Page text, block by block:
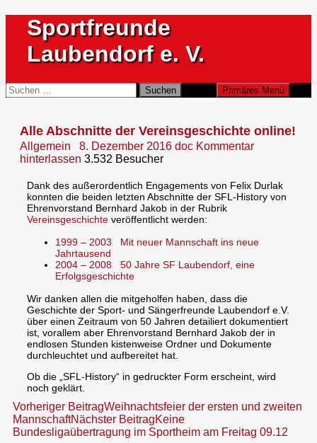
Inhalt
springen
Sportfreunde
Laubendorf e. V.
Suchen Primäres Menü
Suchen
nach:
Alle Abschnitte der Vereinsgeschichte online!
Allgemein 8. Dezember 2016 doc Kommentar
hinterlassen 3.532 Besucher
Dank des außerordentlich Engagements von Felix Durlak
konnten die beiden letzten Abschnitte der SFL-History von
Ehrenvorstand Bernhard Jakob in der Rubrik
Vereinsgeschichte veröffentlicht werden:
1999 – 2003 Mit neuer Mannschaft ins neue
Jahrtausend
2004 – 2008
50 Jahre SF Laubendorf, eine
Erfolgsgeschichte
Wir danken allen die mitgeholfen haben, dass die
Geschichte der Sport- und Sängerfreunde Laubendorf e.V.
über einen Zeitraum von 50 Jahren detailiert dokumentiert
ist, vorallem aber Ehrenvorstand Bernhard Jakob der in
endlosen Stunden kistenweise Ordner und Dokumente
durchleuchtet und aufbereitet hat.
Ob die „SFL-History“ in gedruckter Form erscheint, wird
noch geklärt.
Beitragsnavigation
Vorheriger BeitragWeihnachtsfeier der ersten und zweiten
MannschaftNächster BeitragKeine
Bundesligaübertragung im Sportheim am Freitag 09.12